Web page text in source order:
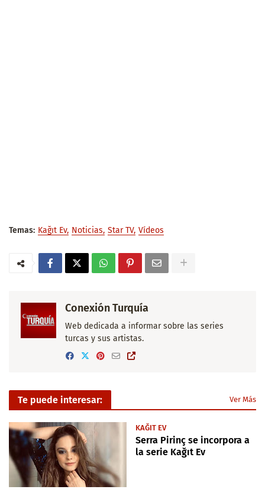
Temas: Kağıt Ev Noticias Star TV Vídeos
Conexión Turquía
Web dedicada a informar sobre las series
turcas y sus artistas.
Te puede interesar: Ver Más
KAĞIT EV
Serra Pirinç se incorpora a
la serie Kağıt Ev